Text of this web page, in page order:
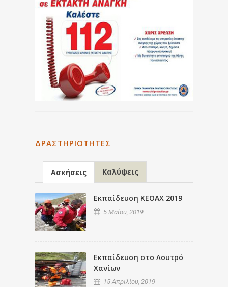
ΔΡΑΣΤΗΡΙΌΤΗΤΕΣ
Ασκήσεις Καλύψεις
Εκπαίδευση ΚΕΟΑΧ 2019
5 Μαΐου, 2019
Εκπαίδευση στο Λουτρό
Χανίων
15 Απριλίου, 2019